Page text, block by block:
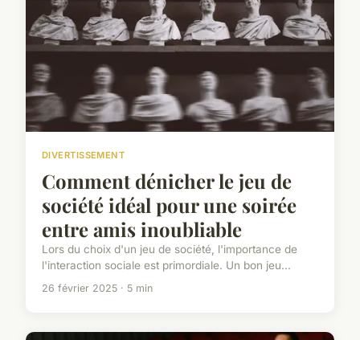
DIVERTISSEMENT
Comment dénicher le jeu de
société idéal pour une soirée
entre amis inoubliable
Lors du choix d'un jeu de société, l'importance de
l'interaction sociale est primordiale. Un bon jeu...
26 février 2025 · 5 min